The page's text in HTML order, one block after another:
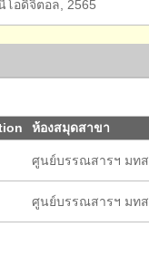
โอดิจิตอล, 2565
ห้องสมุดสาขา
ศูนย์บรรณสารฯ มทส.
ศูนย์บรรณสารฯ มทส.